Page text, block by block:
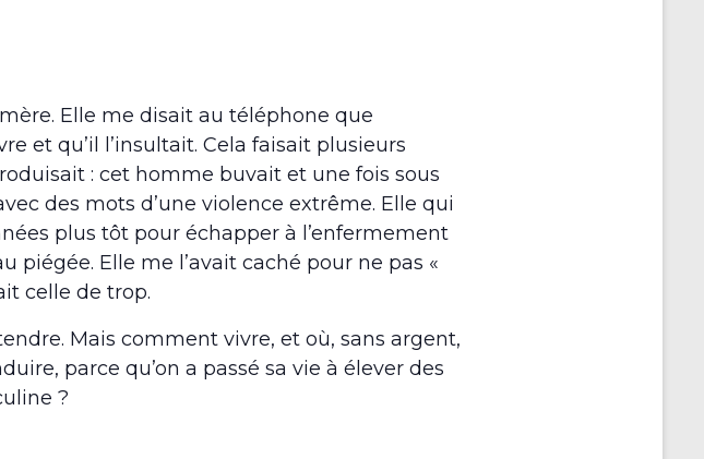
Elle me disait au téléphone que
et qu’il l’insultait. Cela faisait plusieurs
: cet homme buvait et une fois sous
des mots d’une violence extrême. Elle qui
plus tôt pour échapper à l’enfermement
piégée. Elle me l’avait caché pour ne pas «
celle de trop.
Mais comment vivre, et où, sans argent,
parce qu’on a passé sa vie à élever des
?